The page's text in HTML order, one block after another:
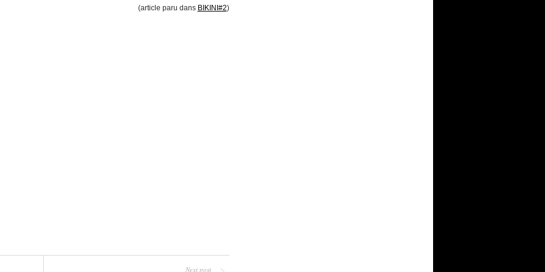
(article paru dans BIKINI#2)
Next post